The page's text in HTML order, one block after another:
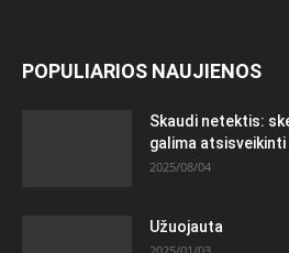
POPULIARIOS NAUJIENOS
Skaudi netektis:
galima atsisveikinti
2025/08/04
Užuojauta